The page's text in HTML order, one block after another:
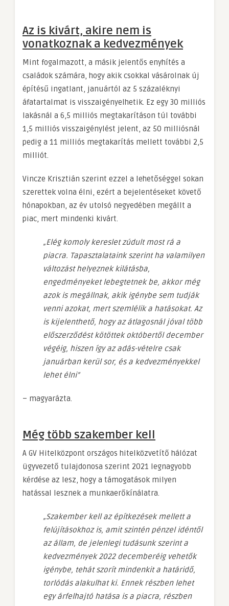
Az is kivárt, akire nem is
vonatkoznak a kedvezmények
Mint fogalmazott, a másik jelentős enyhítés a
családok számára, hogy akik csokkal vásárolnak új
építésű ingatlant, januártól az 5 százaléknyi
áfatartalmat is visszaigényelhetik. Ez egy 30 milliós
lakásnál a 6,5 milliós megtakarításon túl további
1,5 milliós visszaigénylést jelent, az 50 milliósnál
pedig a 11 milliós megtakarítás mellett további 2,5
milliót.
Vincze Krisztián szerint ezzel a lehetőséggel sokan
szerettek volna élni, ezért a bejelentéseket követő
hónapokban, az év utolsó negyedében megállt a
piac, mert mindenki kivárt.
„Elég komoly kereslet zúdult most rá a
piacra. Tapasztalataink szerint ha valamilyen
változást helyeznek kilátásba,
engedményeket lebegtetnek be, akkor még
azok is megállnak, akik igénybe sem tudják
venni azokat, mert szemlélik a hatásokat. Az
is kijelenthető, hogy az átlagosnál jóval több
előszerződést kötöttek októbertől december
végéig, hiszen így az adás-vételre csak
januárban kerül sor, és a kedvezményekkel
lehet élni”
– magyarázta.
Még több szakember kell
A GV Hitelközpont országos hitelközvetítő hálózat
ügyvezető tulajdonosa szerint 2021 legnagyobb
kérdése az lesz, hogy a támogatások milyen
hatással lesznek a munkaerőkínálatra.
„Szakember kell az építkezések mellett a
felújításokhoz is, amit szintén pénzel idéntől
az állam, de jelenlegi tudásunk szerint a
kedvezmények 2022 decemberéig vehetők
igénybe, tehát szorít mindenkit a határidő,
torlódás alakulhat ki. Ennek részben lehet
egy árfelhajtó hatása is a piacra, részben